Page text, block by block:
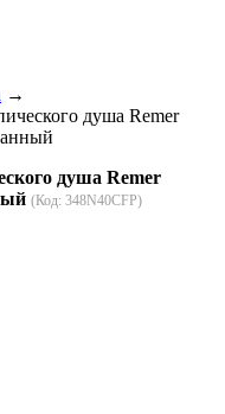
→
душа Remer
душа Remer
(Код: 348N40CFP)